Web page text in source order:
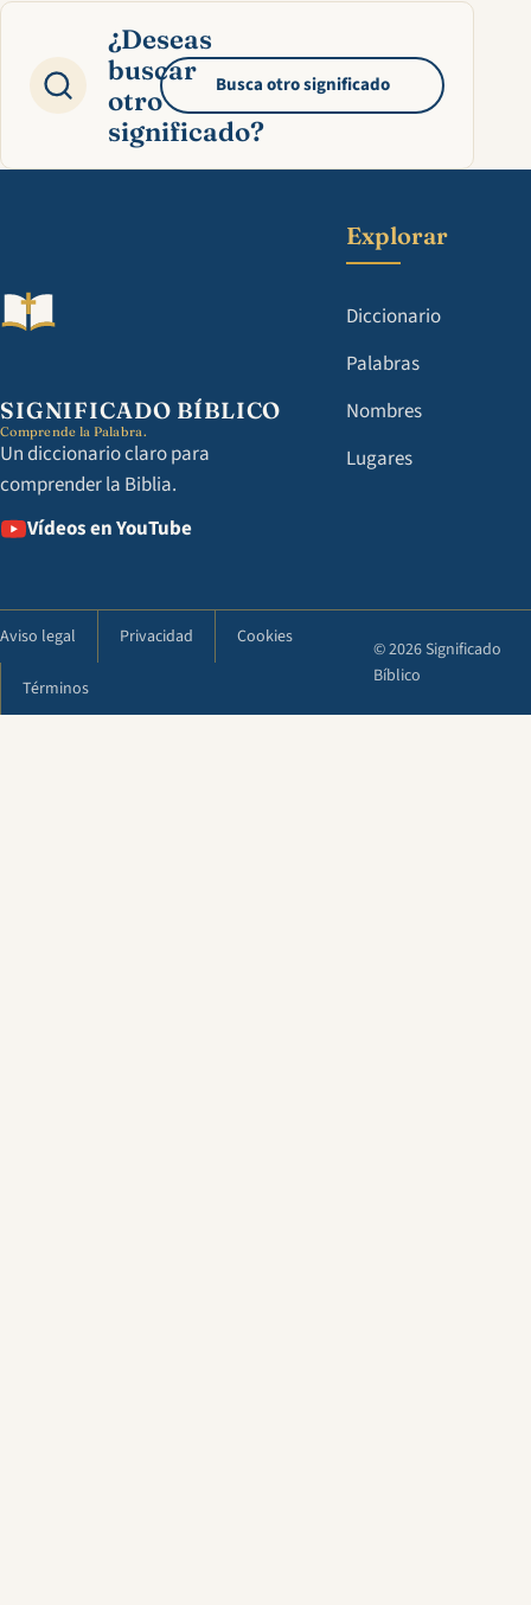
¿Deseas
buscar
otro
significado?
Busca otro significado
SIGNIFICADO BÍBLICO
Comprende la Palabra.
Un diccionario claro para
comprender la Biblia.
Vídeos en YouTube
Explorar
Diccionario
Palabras
Nombres
Lugares
Aviso legal Privacidad Cookies
Términos
© 2026 Significado
Bíblico